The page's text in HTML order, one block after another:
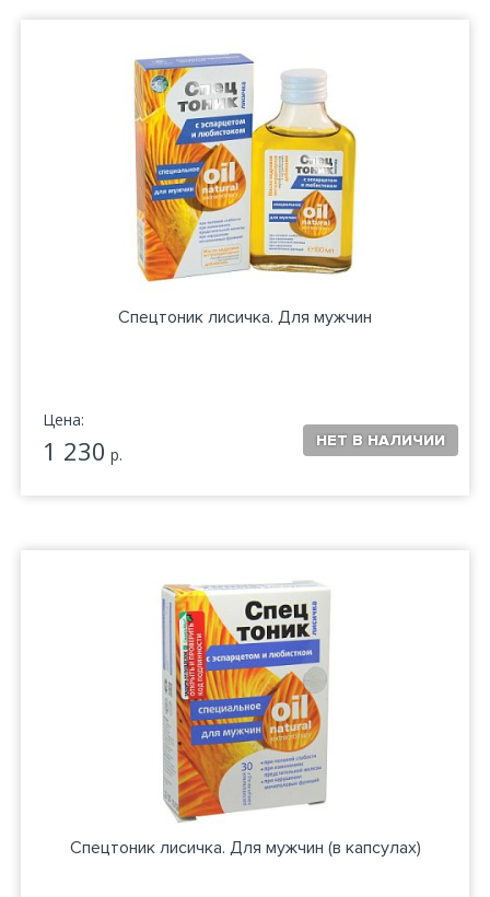
Спецтоник лисичка. Для мужчин
Цена:
1 230 р.
Спецтоник лисичка. Для мужчин (в капсулах)